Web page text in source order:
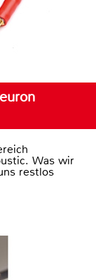
Was wir
restlos